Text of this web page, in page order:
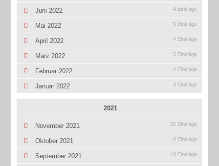
Juni 2022 4 Einträge
Mai 2022 5 Einträge
April 2022 4 Einträge
März 2022 5 Einträge
Februar 2022 4 Einträge
Januar 2022 4 Einträge
2021
November 2021 22 Einträge
Oktober 2021 8 Einträge
September 2021 10 Einträge